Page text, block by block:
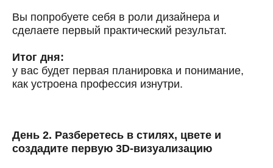
Вы попробуете себя в роли дизайнера и
сделаете первый практический результат.
Итог дня:
у вас будет первая планировка и понимание,
как устроена профессия изнутри.
День 2. Разберетесь в стилях, цвете и
создадите первую 3D-визуализацию